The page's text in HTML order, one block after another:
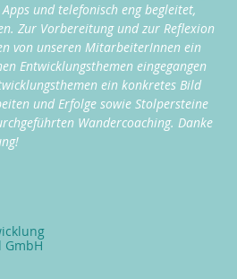
und telefonisch eng begleitet,
Zur Vorbereitung und zur Reflexion
von unseren MitarbeiterInnen ein
Entwicklungsthemen eingegangen
ein konkretes Bild
und Erfolge sowie Stolpersteine
Wandercoaching. Danke
GmbH